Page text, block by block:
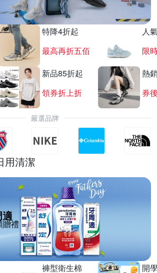
特降4折起
最高再折五佰
人
限
新品85折起
領券折上折
熱
券
嚴選品牌
用清潔
贈禮
褲型衛生棉 開